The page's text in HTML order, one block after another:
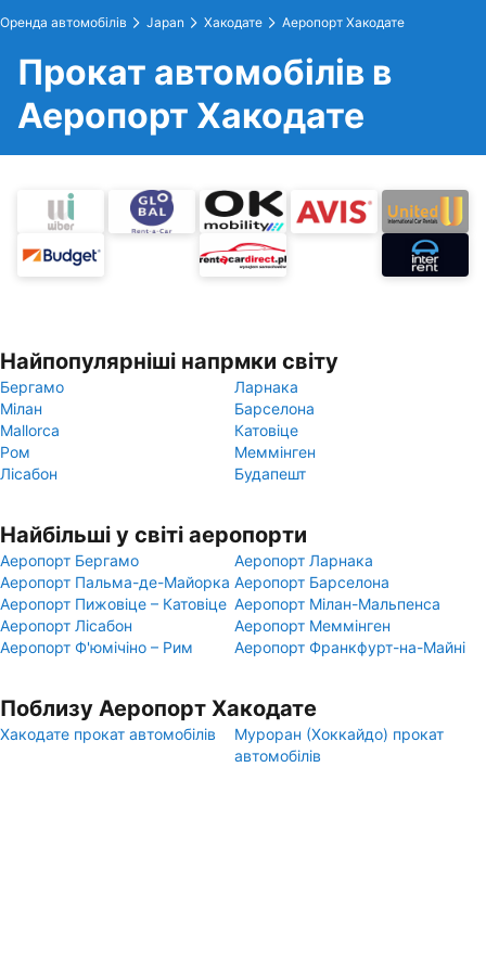
Оренда автомобілів Japan Хакодате Аеропорт Хакодате
Прокат автомобілів в
Аеропорт Хакодате
Найпопулярніші напрмки світу
Бергамо
Ларнака
Мілан
Барселона
Mallorca
Катовіце
Ром
Меммінген
Лісабон
Будапешт
Найбільші у світі аеропорти
Аеропорт Бергамо
Аеропорт Ларнака
Аеропорт Пальма-де-Майорка Аеропорт Барселона
Аеропорт Пижовіце – Катовіце Аеропорт Мілан-Мальпенса
Аеропорт Лісабон
Аеропорт Меммінген
Аеропорт Ф'юмічіно – Рим
Аеропорт Франкфурт-на-Майні
Поблизу Аеропорт Хакодате
Хакодате прокат автомобілів
Муроран (Хоккайдо) прокат
автомобілів